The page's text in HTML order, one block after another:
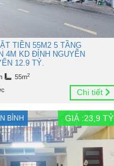
TIỀN 55M2 5 TẦNG
4M KD ĐỈNH NGUYỄN
12.9 TỶ.
55m2
Chi tiết
BÌNH GIÁ :23,9 TỶ